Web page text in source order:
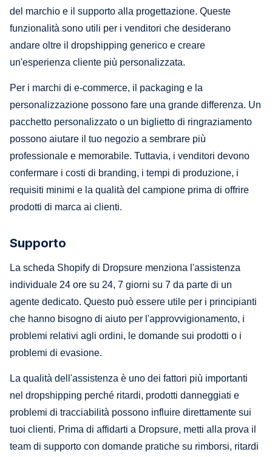
del marchio e il supporto alla progettazione. Queste
funzionalità sono utili per i venditori che desiderano
andare oltre il dropshipping generico e creare
un'esperienza cliente più personalizzata.
Per i marchi di e-commerce, il packaging e la
personalizzazione possono fare una grande differenza. Un
pacchetto personalizzato o un biglietto di ringraziamento
possono aiutare il tuo negozio a sembrare più
professionale e memorabile. Tuttavia, i venditori devono
confermare i costi di branding, i tempi di produzione, i
requisiti minimi e la qualità del campione prima di offrire
prodotti di marca ai clienti.
Supporto
La scheda Shopify di Dropsure menziona l'assistenza
individuale 24 ore su 24, 7 giorni su 7 da parte di un
agente dedicato. Questo può essere utile per i principianti
che hanno bisogno di aiuto per l'approvvigionamento, i
problemi relativi agli ordini, le domande sui prodotti o i
problemi di evasione.
La qualità dell'assistenza è uno dei fattori più importanti
nel dropshipping perché ritardi, prodotti danneggiati e
problemi di tracciabilità possono influire direttamente sui
tuoi clienti. Prima di affidarti a Dropsure, metti alla prova il
team di supporto con domande pratiche su rimborsi, ritardi